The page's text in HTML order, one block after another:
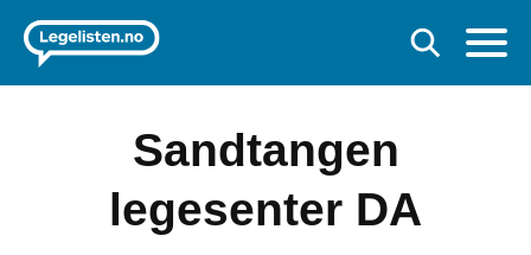
Sandtangen
legesenter DA